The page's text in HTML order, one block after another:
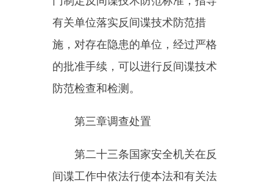
具，在危害国家安全的情形消除
后，国家安全机关应当及时解除查
封、扣押。
人员依法执行反间谍工作任务时，
以上国家安全机关负责人批准，可
以查阅、调取有关的文件、数据、